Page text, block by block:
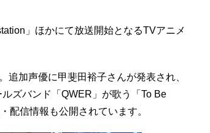
」ほかにて放送開始となるTVアニメ
追加声優に甲斐田裕子さんが発表され、
ズバンド「QWER」が歌う「To Be
配信情報も公開されています。